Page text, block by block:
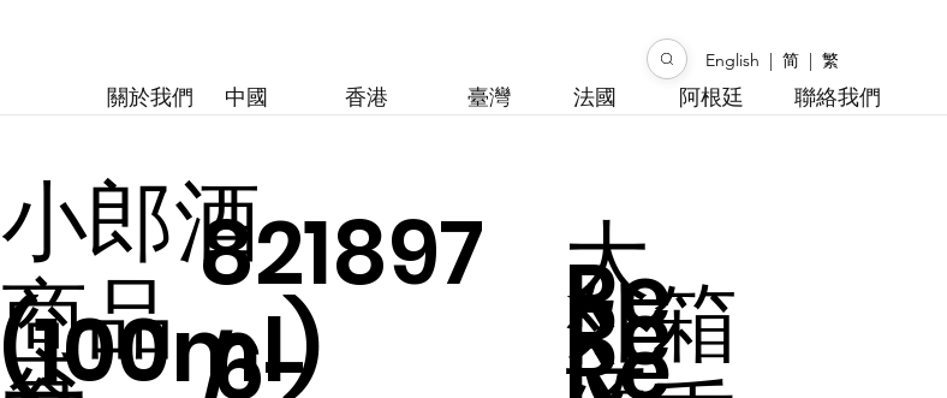
小郎酒
(100ml)
821897
商品 6-
外箱
大
Re
Re
Re
English | 简 | 繁
關於我們 中國 香港 臺灣 法國 阿根廷 聯絡我們